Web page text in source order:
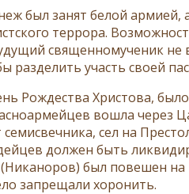
был занят белой
террора.
священномученик не
участь своей
Рождества Христова,
вошла через
сел на
должен быть
был повешен
запрещали хоронить.